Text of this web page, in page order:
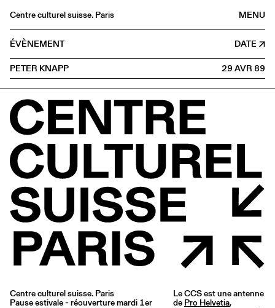
MENU
Centre culturel suisse. Paris
Agenda
Librairie
Buvette
Archives
Médiathèque
Éditions
Informations
FR/EN
PROJECTION Débat
ÉVÈNEMENT
DATE
PETER KNAPP
29 AVR1989
Centre culturel suisse. Paris
Pause estivale - réouverture mardi 1er
Le CCS est une antenne
de Pro Helvetia,